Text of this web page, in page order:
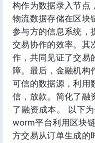
构作为数据录入节点
物流数据存储在区块
参与方的信息系统，
交易协作的效率。其
作，共同见证了交易
障。最后，金融机构
可信的数据源，利用
信，放款。简化了融
了融资成本。 以下
worm平台利用区块
方交易从订单生成的